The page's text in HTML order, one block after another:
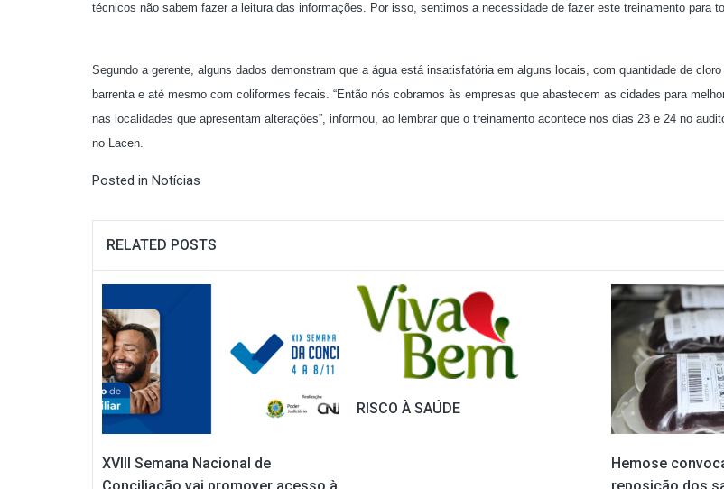
técnicos não sabem fazer a leitura das informações. Por isso, sentimos a necessidade de fazer este treinamento para
Segundo a gerente, alguns dados demonstram que a água está insatisfatória em alguns locais, com quantidade de
barrenta e até mesmo com coliformes fecais. “Então nós cobramos às empresas que abastecem as cidades para
nas localidades que apresentam alterações”, informou, ao lembrar que o treinamento acontece nos dias 23 e 24 no
no Lacen.
Posted in Notícias
RELATED POSTS
XVIII Semana Nacional de
RISCO À SAÚDE
Hemose